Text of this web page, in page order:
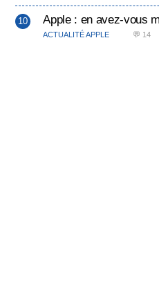
Apple : en avez-vous
ACTUALITÉ APPLE 💬 14